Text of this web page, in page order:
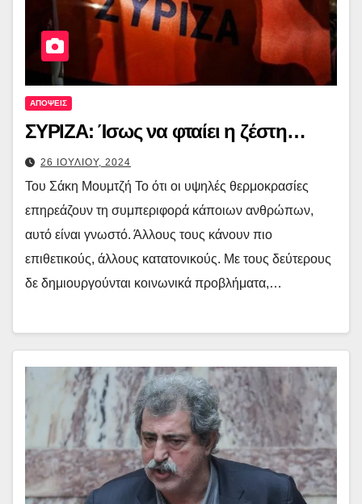
ΑΠΟΨΕΙΣ
ΣΥΡΙΖΑ: Ίσως να φταίει η ζέστη…
26 ΙΟΥΛΙΟΥ, 2024
Του Σάκη Μουμτζή Το ότι οι υψηλές θερμοκρασίες
επηρεάζουν τη συμπεριφορά κάποιων ανθρώπων,
αυτό είναι γνωστό. Άλλους τους κάνουν πιο
επιθετικούς, άλλους κατατονικούς. Με τους δεύτερους
δε δημιουργούνται κοινωνικά προβλήματα,…